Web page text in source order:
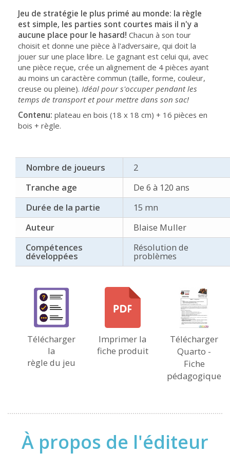
Jeu de stratégie le plus primé au monde: la règle
est simple, les parties sont courtes mais il n'y a
aucune place pour le hasard! Chacun à son tour
choisit et donne une pièce à l'adversaire, qui doit la
jouer sur une place libre. Le gagnant est celui qui, avec
une pièce reçue, crée un alignement de 4 pièces ayant
au moins un caractère commun (taille, forme, couleur,
creuse ou pleine). Idéal pour s'occuper pendant les
temps de transport et pour mettre dans son sac!
Contenu: plateau en bois (18 x 18 cm) + 16 pièces en
bois + règle.
Nombre de joueurs
2
Tranche age
De 6 à 120 ans
Durée de la partie
15 mn
Auteur
Blaise Muller
Compétences
développées
Résolution de
problèmes
Télécharger
la
règle du jeu
Imprimer la
fiche produit
Télécharger
Quarto -
Fiche
pédagogique
À propos de l'éditeur